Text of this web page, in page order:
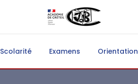
Scolarité Examens Orientation